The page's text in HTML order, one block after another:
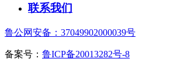
联系我们
鲁公网安备：37049902000039号
备案号： 鲁ICP备20013282号-8